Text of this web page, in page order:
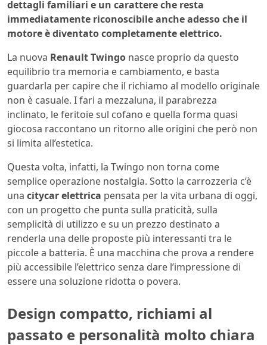
dettagli familiari e un carattere che resta
immediatamente riconoscibile anche adesso che il
motore è diventato completamente elettrico.
La nuova Renault Twingo nasce proprio da questo
equilibrio tra memoria e cambiamento, e basta
guardarla per capire che il richiamo al modello originale
non è casuale. I fari a mezzaluna, il parabrezza
inclinato, le feritoie sul cofano e quella forma quasi
giocosa raccontano un ritorno alle origini che però non
si limita all’estetica.
Questa volta, infatti, la Twingo non torna come
semplice operazione nostalgia. Sotto la carrozzeria c’è
una citycar elettrica pensata per la vita urbana di oggi,
con un progetto che punta sulla praticità, sulla
semplicità di utilizzo e su un prezzo destinato a
renderla una delle proposte più interessanti tra le
piccole a batteria. È una macchina che prova a rendere
più accessibile l’elettrico senza dare l’impressione di
essere una soluzione ridotta o povera.
Design compatto, richiami al
passato e personalità molto chiara